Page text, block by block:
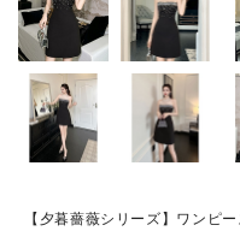
【夕暮薔薇シリーズ】ワンピ